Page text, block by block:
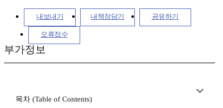
내보내기 내책장담기 공유하기
오류접수
부가정보
목차 (Table of Contents)